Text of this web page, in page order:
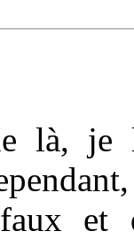
là, je
et